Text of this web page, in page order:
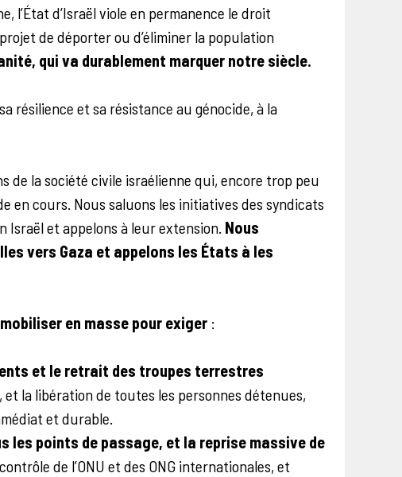
l’État d’Israël viole en permanence le droit
de déporter ou d’éliminer la population
qui va durablement marquer notre siècle.
résilience et sa résistance au génocide, à la
de la société civile israélienne qui, encore trop peu
en cours. Nous saluons les initiatives des syndicats
Israël et appelons à leur extension. Nous
vers Gaza et appelons les États à les
en masse pour exiger :
et le retrait des troupes terrestres
, et la libération de toutes les personnes détenues,
et durable.
les points de passage, et la reprise massive de
de l’ONU et des ONG internationales, et